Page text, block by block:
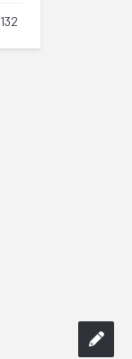
132